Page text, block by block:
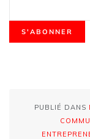
PUBLIÉ DANS